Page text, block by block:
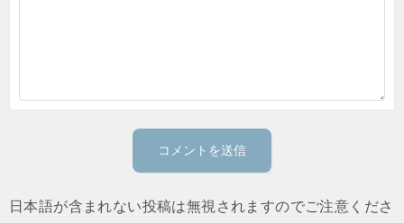
日本語が含まれない投稿は無視されますのでご注意くださ